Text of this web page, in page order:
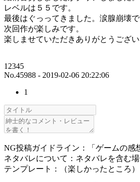
レベルは５５です。
最後はぐっってきました。涙腺崩壊で
次回作が楽しみです。
楽しませていただきありがとうござい
12345
No.45988 - 2019-02-06 20:22:06
1
NG投稿ガイドライン：「ゲームの感
ネタバレについて：ネタバレを含む
テンプレート：（楽しかったところ